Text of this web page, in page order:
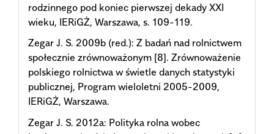
rodzinnego pod koniec pierwszej dekady XXI
wieku, IERiGŻ, Warszawa, s. 109-119.
Zegar J. S. 2009b (red.): Z badań nad rolnictwem
społecznie zrównoważonym [8]. Zrównoważenie
polskiego rolnictwa w świetle danych statystyki
publicznej, Program wieloletni 2005-2009,
IERiGŻ, Warszawa.
Zegar J. S. 2012a: Polityka rolna wobec